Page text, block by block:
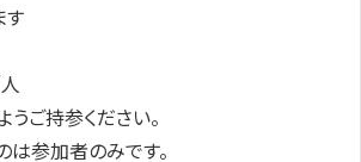
す
ご持参ください。
参加者のみです。